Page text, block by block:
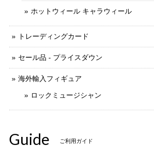
ホットウィール キャラウィール
トレーディングカード
セール品 - プライスダウン
海外輸入フィギュア
ロックミュージシャン
Guide ご利用ガイド